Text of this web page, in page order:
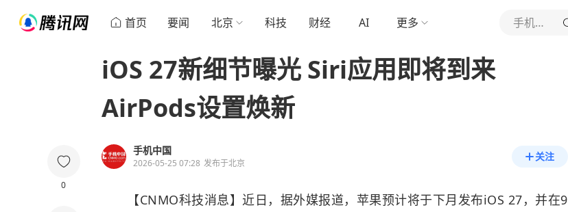
首页 要闻 北京 科技 财经 AI 更多 手机中国
0
iOS 27新细节曝光 Siri应用即将到来
AirPods设置焕新
手机中国
2026-05-25 07:28 发布于北京
关注
【CNMO科技消息】近日，据外媒报道，苹果预计将于下月发布iOS 27，并在9